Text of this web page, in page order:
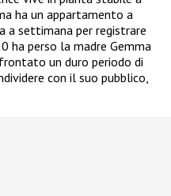
ha un appartamento a
a settimana per registrare
ha perso la madre Gemma
un duro periodo di
con il suo pubblico,